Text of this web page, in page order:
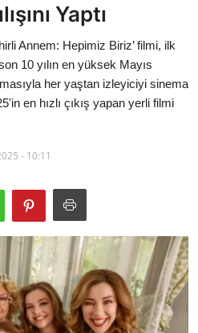
Yaptı
Annem: Hepimiz Biriz’ filmi, ilk
10 yılın en yüksek Mayıs
her yaştan izleyiciyi sinema
en hızlı çıkış yapan yerli filmi
- 10:11